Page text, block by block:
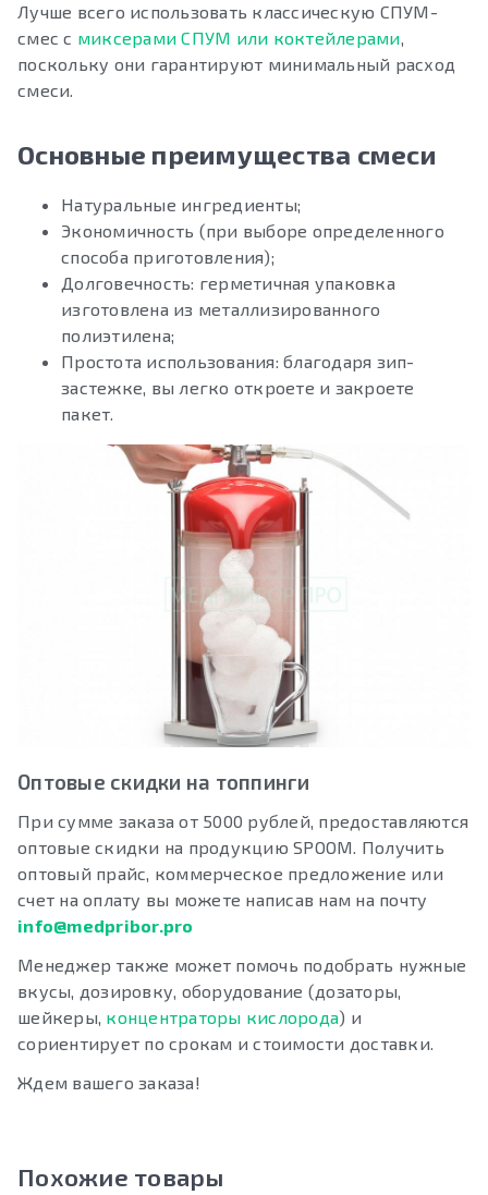
Лучше всего использовать классическую СПУМ-
смес с миксерами СПУМ или коктейлерами,
поскольку они гарантируют минимальный расход
смеси.
Основные преимущества смеси
Натуральные ингредиенты;
Экономичность (при выборе определенного
способа приготовления);
Долговечность: герметичная упаковка
изготовлена из металлизированного
полиэтилена;
Простота использования: благодаря зип-
застежке, вы легко откроете и закроете
пакет.
Оптовые скидки на топпинги
При сумме заказа от 5000 рублей, предоставляются
оптовые скидки на продукцию SPOOM. Получить
оптовый прайс, коммерческое предложение или
счет на оплату вы можете написав нам на почту
info@medpribor.pro
Менеджер также может помочь подобрать нужные
вкусы, дозировку, оборудование (дозаторы,
шейкеры, концентраторы кислорода) и
сориентирует по срокам и стоимости доставки.
Ждем вашего заказа!
Похожие товары